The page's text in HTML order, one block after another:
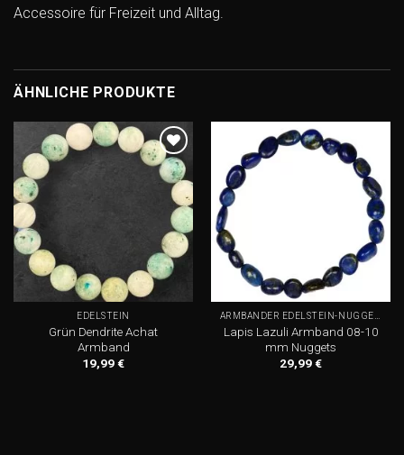
Accessoire für Freizeit und Alltag.
ÄHNLICHE PRODUKTE
Add to
wishlist
EDELSTEIN
Grün Dendrite Achat
Armband
19,99€
Add to
wishlist
ARMBÄNDER EDELSTEIN-NUGGETS
Lapis Lazuli Armband 08-10
mm Nuggets
29,99€